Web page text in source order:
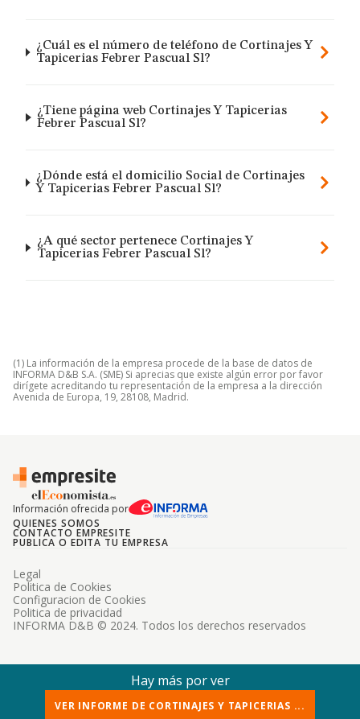
¿Cuál es el número de teléfono de Cortinajes Y
Tapicerias Febrer Pascual Sl?
¿Tiene página web Cortinajes Y Tapicerias
Febrer Pascual Sl?
¿Dónde está el domicilio Social de Cortinajes
Y Tapicerias Febrer Pascual Sl?
¿A qué sector pertenece Cortinajes Y
Tapicerias Febrer Pascual Sl?
(1) La información de la empresa procede de la base de datos de
INFORMA D&B S.A. (SME) Si aprecias que existe algún error por favor
dirígete acreditando tu representación de la empresa a la dirección
Avenida de Europa, 19, 28108, Madrid.
Información ofrecida por
QUIENES SOMOS
CONTACTO EMPRESITE
PUBLICA O EDITA TU EMPRESA
INFORMA D&B © 2024. Todos los derechos reservados
Legal
Politica de Cookies
Configuracion de Cookies
Politica de privacidad
Hay más por ver
VER INFORME DE CORTINAJES Y TAPICERIAS ...